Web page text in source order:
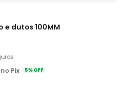
dutos 100MM
Pix 5% OFF